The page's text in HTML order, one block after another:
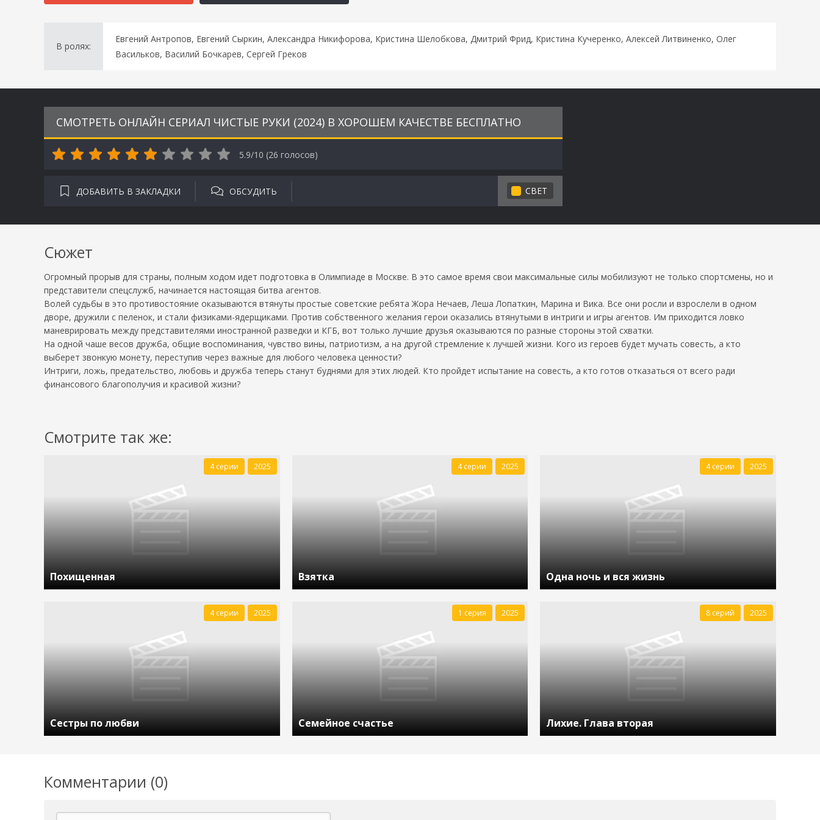
В ролях:
Евгений Антропов, Евгений Сыркин, Александра Никифорова, Кристина Шелобкова, Дмитрий Фрид, Кристина Кучеренко, Алексей Литвиненко, Олег
Васильков, Василий Бочкарев, Сергей Греков
СМОТРЕТЬ ОНЛАЙН СЕРИАЛ ЧИСТЫЕ РУКИ (2024) В ХОРОШЕМ КАЧЕСТВЕ БЕСПЛАТНО
5.9/10 (26 голосов)
ДОБАВИТЬ В ЗАКЛАДКИ ОБСУДИТЬ СВЕТ
Сюжет
Огромный прорыв для страны, полным ходом идет подготовка в Олимпиаде в Москве. В это самое время свои максимальные силы мобилизуют не только спортсмены, но и
представители спецслужб, начинается настоящая битва агентов.
Волей судьбы в это противостояние оказываются втянуты простые советские ребята Жора Нечаев, Леша Лопаткин, Марина и Вика. Все они росли и взрослели в одном
дворе, дружили с пеленок, и стали физиками-ядерщиками. Против собственного желания герои оказались втянутыми в интриги и игры агентов. Им приходится ловко
маневрировать между представителями иностранной разведки и КГБ, вот только лучшие друзья оказываются по разные стороны этой схватки.
На одной чаше весов дружба, общие воспоминания, чувство вины, патриотизм, а на другой стремление к лучшей жизни. Кого из героев будет мучать совесть, а кто
выберет звонкую монету, переступив через важные для любого человека ценности?
Интриги, ложь, предательство, любовь и дружба теперь станут буднями для этих людей. Кто пройдет испытание на совесть, а кто готов отказаться от всего ради
финансового благополучия и красивой жизни?
Смотрите так же:
Похищенная
4 серии 2025
Взятка
4 серии 2025
Одна ночь и вся жизнь
4 серии 2025
Сестры по любви
4 серии 2025
Семейное счастье
1 серия 2025
Лихие. Глава вторая
8 серий 2025
Комментарии (0)